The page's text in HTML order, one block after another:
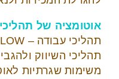
אוטומציה של
תהליכי השיווק
משימות שגרתיות